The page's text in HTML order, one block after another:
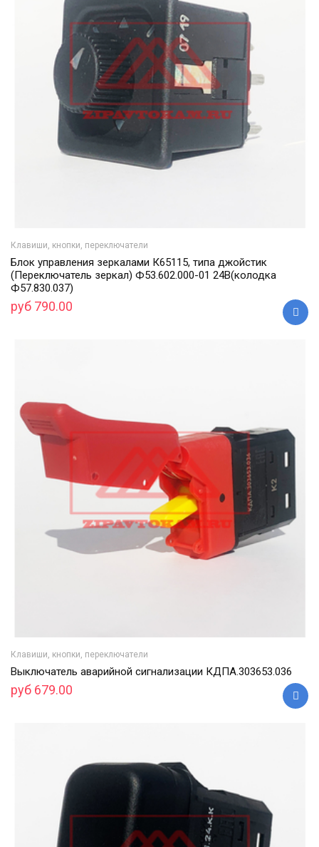
Клавиши, кнопки, переключатели
Блок управления зеркалами К65115, типа джойстик
(Переключатель зеркал) Ф53.602.000-01 24В(колодка
Ф57.830.037)
руб 790.00
Клавиши, кнопки, переключатели
Выключатель аварийной сигнализации КДПА.303653.036
руб 679.00